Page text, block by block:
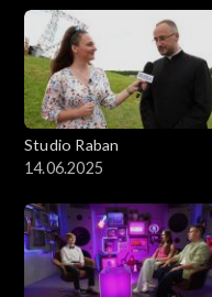
Studio Raban
14.06.2025